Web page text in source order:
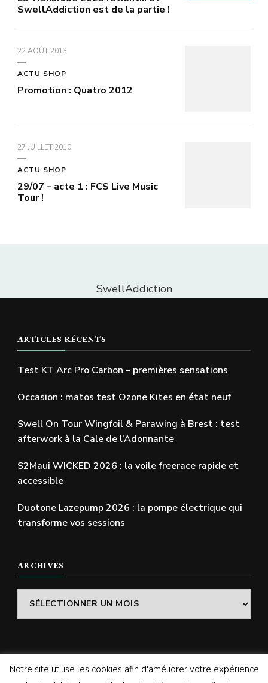
SwellAddiction est de la partie !
22 AOÛT 2013
ACTU SHOP
Promotion : Quatro 2012
27 JUILLET 2010
ACTU SHOP
29/07 – acte 1 : FCS Live Music
Tour !
SwellAddiction
ARTICLES RÉCENTS
Test KT Arc Pro Carbon – premières sensations
Occasion : matos test Ozone Kites en état neuf
Swell On Tour Wingfoil & Parawing à Brest : test
afterwork à la Cale de l’Adonnante
S2Maui WICKED 2026 : la voile freerace rapide et
accessible
Duotone Lazepump 2026 : la pompe électrique qui
transforme vos sessions
ARCHIVES
Archives
© Copyright 2026SWELLADDICTION | Le blog. Tous
Notre site utilise les cookies afin d'améliorer votre expérience